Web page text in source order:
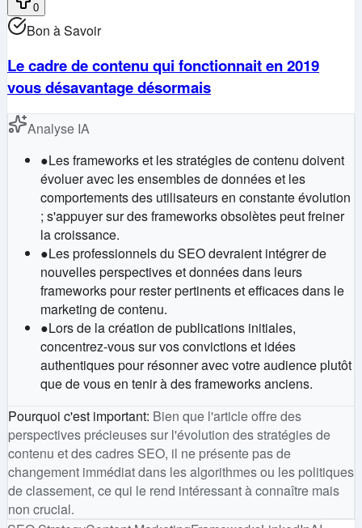
0
Bon à Savoir
Le cadre de contenu qui fonctionnait en 2019
vous désavantage désormais
Analyse IA
●Les frameworks et les stratégies de contenu doivent
évoluer avec les ensembles de données et les
comportements des utilisateurs en constante évolution
; s'appuyer sur des frameworks obsolètes peut freiner
la croissance.
●Les professionnels du SEO devraient intégrer de
nouvelles perspectives et données dans leurs
frameworks pour rester pertinents et efficaces dans le
marketing de contenu.
●Lors de la création de publications initiales,
concentrez-vous sur vos convictions et idées
authentiques pour résonner avec votre audience plutôt
que de vous en tenir à des frameworks anciens.
Pourquoi c'est important: Bien que l'article offre des
perspectives précieuses sur l'évolution des stratégies de
contenu et des cadres SEO, il ne présente pas de
changement immédiat dans les algorithmes ou les politiques
de classement, ce qui le rend intéressant à connaître mais
non crucial.